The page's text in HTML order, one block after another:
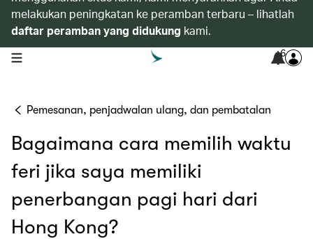
melakukan peningkatan ke peramban terbaru – lihatlah
daftar peramban yang didukung kami.
open navigation menu 6
Pemesanan, penjadwalan ulang, dan pembatalan
Bagaimana cara memilih waktu
feri jika saya memiliki
penerbangan pagi hari dari
Hong Kong?